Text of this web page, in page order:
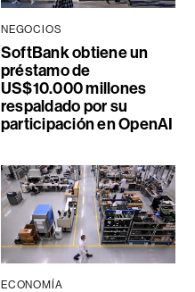
NEGOCIOS
SoftBank obtiene un
préstamo de
US$10.000 millones
respaldado por su
participación en OpenAI
ECONOMÍA